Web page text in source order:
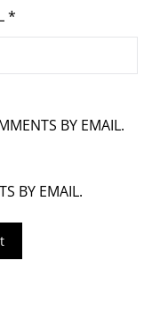
*
BY EMAIL.
BY EMAIL.